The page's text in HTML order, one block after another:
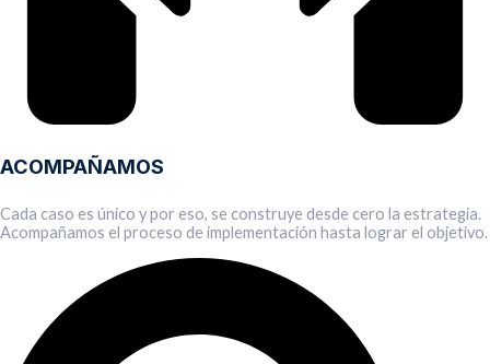
ACOMPAÑAMOS
Cada caso es único y por eso, se construye desde cero la estrategia.
Acompañamos el proceso de implementación hasta lograr el objetivo.